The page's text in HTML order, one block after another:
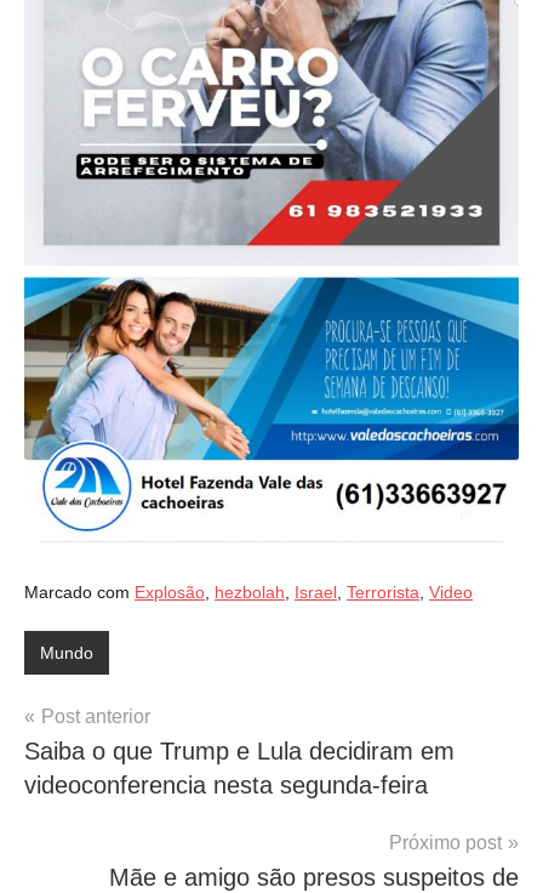
Marcado com Explosão hezbolah Israel Terrorista Video
Mundo
Navegação
de
Post
Post anterior
Saiba o que Trump e Lula decidiram em
videoconferencia nesta segunda-feira
Próximo post
Mãe e amigo são presos suspeitos de